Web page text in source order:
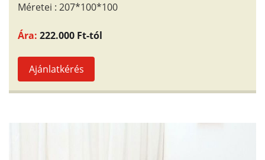
Méretei : 207*100*100
Ára: 222.000 Ft-tól
Ajánlatkérés